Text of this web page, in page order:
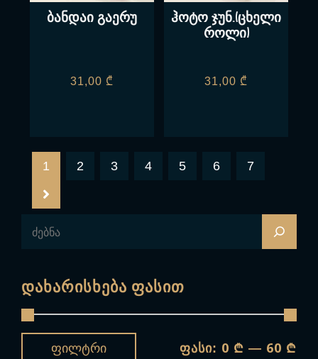
ბანდაი გაერუ
31,00 ₾
ჰოტო ჯუნ.(ცხელი
როლი)
31,00 ₾
1 2 3 4 5 6 7
Დახარისხება Ფასით
Ფილტრი ფასი: 0 ₾ — 60 ₾